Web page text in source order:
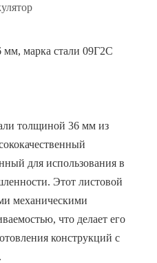
мм, марка стали 09Г2С
толщиной 36 мм из
для использования в
Этот листовой
механическими
что делает его
конструкций с